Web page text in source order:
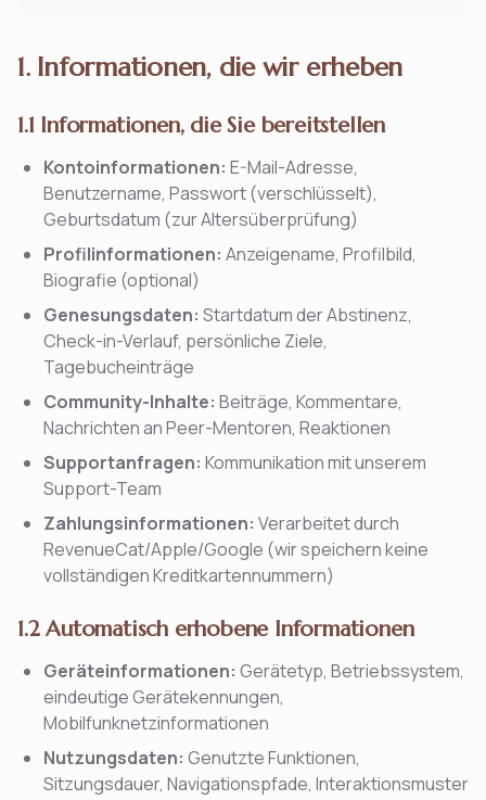
1. Informationen, die wir erheben
1.1 Informationen, die Sie bereitstellen
Kontoinformationen: E-Mail-Adresse,
Benutzername, Passwort (verschlüsselt),
Geburtsdatum (zur Altersüberprüfung)
Profilinformationen: Anzeigename, Profilbild,
Biografie (optional)
Genesungsdaten: Startdatum der Abstinenz,
Check-in-Verlauf, persönliche Ziele,
Tagebucheinträge
Community-Inhalte: Beiträge, Kommentare,
Nachrichten an Peer-Mentoren, Reaktionen
Supportanfragen: Kommunikation mit unserem
Support-Team
Zahlungsinformationen: Verarbeitet durch
RevenueCat/Apple/Google (wir speichern keine
vollständigen Kreditkartennummern)
1.2 Automatisch erhobene Informationen
Geräteinformationen: Gerätetyp, Betriebssystem,
eindeutige Gerätekennungen,
Mobilfunknetzinformationen
Nutzungsdaten: Genutzte Funktionen,
Sitzungsdauer, Navigationspfade, Interaktionsmuster